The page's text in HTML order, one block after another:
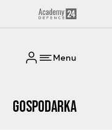
Menu
Gospodarka